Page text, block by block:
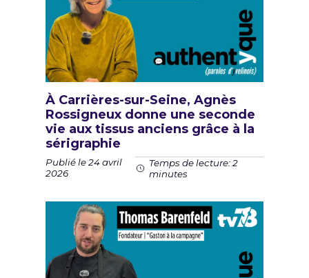
À Carrières-sur-Seine, Agnès
Rossigneux donne une seconde
vie aux tissus anciens grâce à la
sérigraphie
Publié le 24 avril
2026
Temps de lecture: 2
minutes